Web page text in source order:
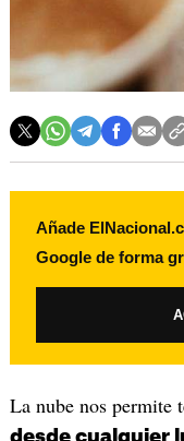
Añade
Google de forma
La nube nos permite
desde cualquier